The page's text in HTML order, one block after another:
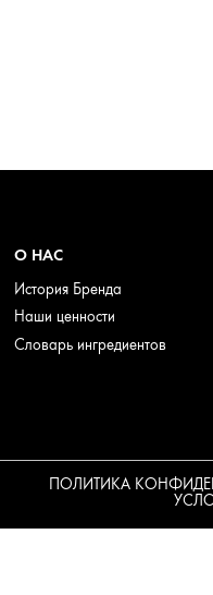
О НАС
История Бренда
Наши ценности
Словарь ингредиентов
ПОЛИТИКА